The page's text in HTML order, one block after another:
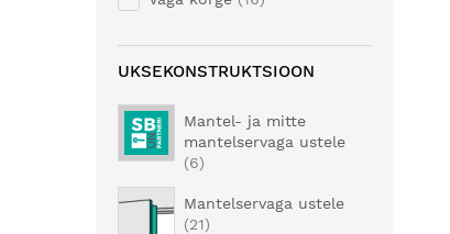
UKSEKONSTRUKTSIOON
Mantel- ja mitte
mantelservaga ustele
6
Mantelservaga ustele
21